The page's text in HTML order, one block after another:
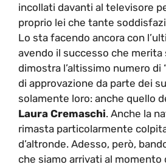
incollati davanti al televisore
proprio lei che tante
Lo sta facendo ancora con
avendo il successo che merita
dimostra l’altissimo numero di
di approvazione da parte dei
solamente loro: anche quello
Laura Cremaschi. Anche la
rimasta particolarmente
d’altronde. Adesso, però,
che siamo arrivati al